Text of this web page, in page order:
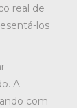
real de
los
A
com